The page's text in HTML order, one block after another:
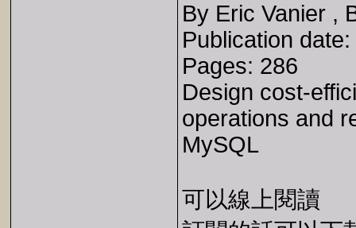
By Eric Vanier ,
Publication
Pages: 286
Design cost-
operations and
MySQL
可以線上閱讀